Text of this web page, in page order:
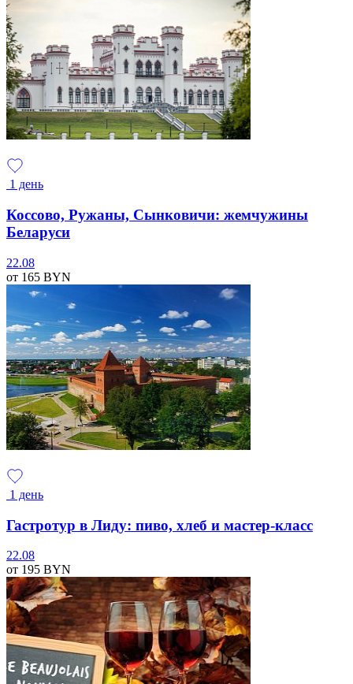
1 день
Коссово, Ружаны, Сынковичи: жемчужины
Беларуси
22.08
от 165 BYN
1 день
Гастротур в Лиду: пиво, хлеб и мастер-класс
22.08
от 195 BYN